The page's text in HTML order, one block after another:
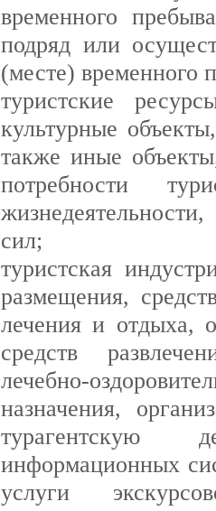
временного
подряд или
(месте) временного
туристские
культурные
также иные
потребности
сил;
туристская
размещения,
лечения и отдыха,
средств
лечебно-
назначения,
турагентскую
информационных
услуги